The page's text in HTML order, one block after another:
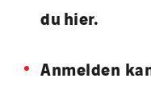
du hier.
Anmelden